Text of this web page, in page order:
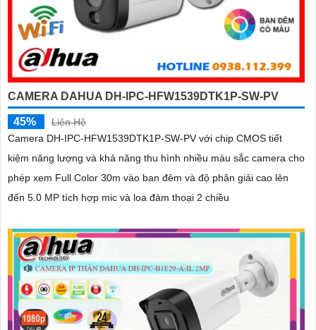
CAMERA DAHUA DH-IPC-HFW1539DTK1P-SW-PV
45%
Liên Hệ
Camera DH-IPC-HFW1539DTK1P-SW-PV với chip CMOS tiết
kiệm năng lượng và khả năng thu hình nhiều màu sắc camera cho
phép xem Full Color 30m vào ban đêm và độ phân giải cao lên
đến 5.0 MP tích hợp mic và loa đàm thoại 2 chiều